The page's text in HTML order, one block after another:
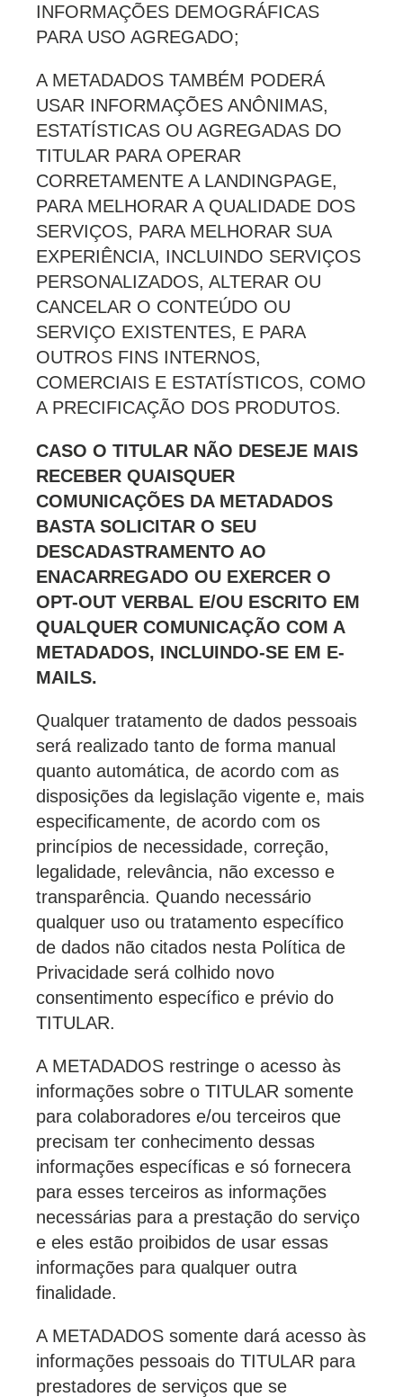
INFORMAÇÕES DEMOGRÁFICAS
PARA USO AGREGADO;
A METADADOS TAMBÉM PODERÁ
USAR INFORMAÇÕES ANÔNIMAS,
ESTATÍSTICAS OU AGREGADAS DO
TITULAR PARA OPERAR
CORRETAMENTE A LANDINGPAGE,
PARA MELHORAR A QUALIDADE DOS
SERVIÇOS, PARA MELHORAR SUA
EXPERIÊNCIA, INCLUINDO SERVIÇOS
PERSONALIZADOS, ALTERAR OU
CANCELAR O CONTEÚDO OU
SERVIÇO EXISTENTES, E PARA
OUTROS FINS INTERNOS,
COMERCIAIS E ESTATÍSTICOS, COMO
A PRECIFICAÇÃO DOS PRODUTOS.
CASO O TITULAR NÃO DESEJE MAIS
RECEBER QUAISQUER
COMUNICAÇÕES DA METADADOS
BASTA SOLICITAR O SEU
DESCADASTRAMENTO AO
ENACARREGADO OU EXERCER O
OPT-OUT VERBAL E/OU ESCRITO EM
QUALQUER COMUNICAÇÃO COM A
METADADOS, INCLUINDO-SE EM E-
MAILS.
Qualquer tratamento de dados pessoais
será realizado tanto de forma manual
quanto automática, de acordo com as
disposições da legislação vigente e, mais
especificamente, de acordo com os
princípios de necessidade, correção,
legalidade, relevância, não excesso e
transparência. Quando necessário
qualquer uso ou tratamento específico
de dados não citados nesta Política de
Privacidade será colhido novo
consentimento específico e prévio do
TITULAR.
A METADADOS restringe o acesso às
informações sobre o TITULAR somente
para colaboradores e/ou terceiros que
precisam ter conhecimento dessas
informações específicas e só fornecera
para esses terceiros as informações
necessárias para a prestação do serviço
e eles estão proibidos de usar essas
informações para qualquer outra
finalidade.
A METADADOS somente dará acesso às
informações pessoais do TITULAR para
prestadores de serviços que se